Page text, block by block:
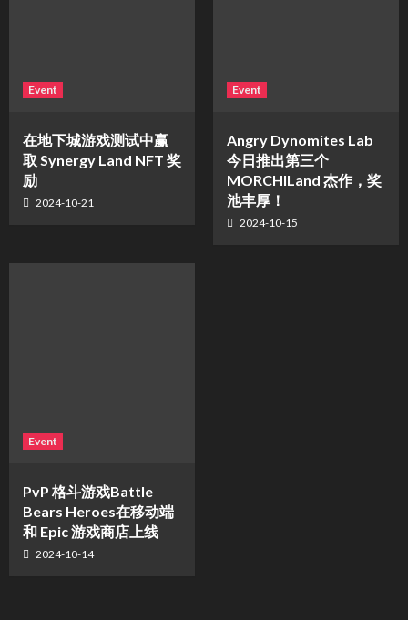
Event
在地下城游戏测试中赢
取 Synergy Land NFT 奖
励
2024-10-21
Event
Angry Dynomites Lab
今日推出第三个
MORCHILand 杰作，奖
池丰厚！
2024-10-15
Event
PvP 格斗游戏Battle
Bears Heroes在移动端
和 Epic 游戏商店上线
2024-10-14